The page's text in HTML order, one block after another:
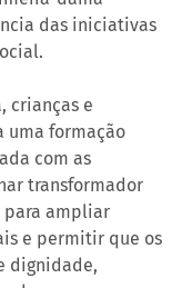
das iniciativas
crianças e
uma formação
com as
transformador
para ampliar
e permitir que os
dignidade,